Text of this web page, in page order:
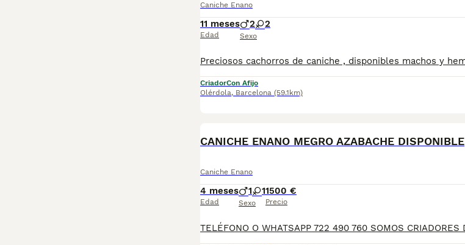
Caniche Enano
11 meses
Edad
2 2
Sexo
CriadorCon Afijo
Olérdola, Barcelona (59.1km)
CANICHE ENANO MEGRO AZABACHE DISPONIBLE
Caniche Enano
4 meses
Edad
1 1
Sexo
1500 €
Precio